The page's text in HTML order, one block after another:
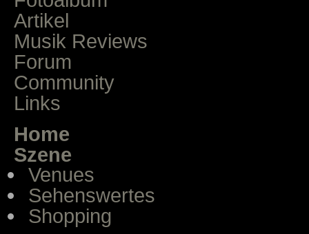
Artikel
Musik Reviews
Forum
Community
Links
Home
Szene
Venues
Sehenswertes
Shopping